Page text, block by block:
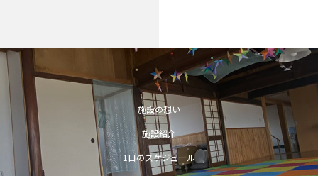
施設の想い
施設紹介
1日のスケジュール